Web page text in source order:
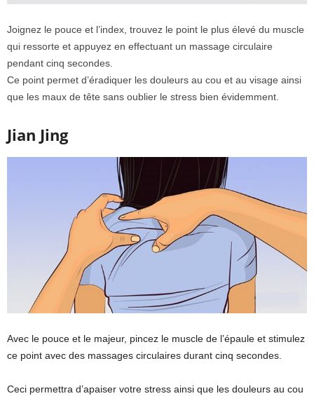
Joignez le pouce et l’index, trouvez le point le plus élevé du muscle
qui ressorte et appuyez en effectuant un massage circulaire
pendant cinq secondes.
Ce point permet d’éradiquer les douleurs au cou et au visage ainsi
que les maux de tête sans oublier le stress bien évidemment.
Jian Jing
Avec le pouce et le majeur, pincez le muscle de l’épaule et stimulez
ce point avec des massages circulaires durant cinq secondes.
Ceci permettra d’apaiser votre stress ainsi que les douleurs au cou